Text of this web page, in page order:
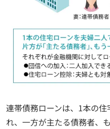
連帯債務ローンは、1本の
れ、一方が主たる債務者、